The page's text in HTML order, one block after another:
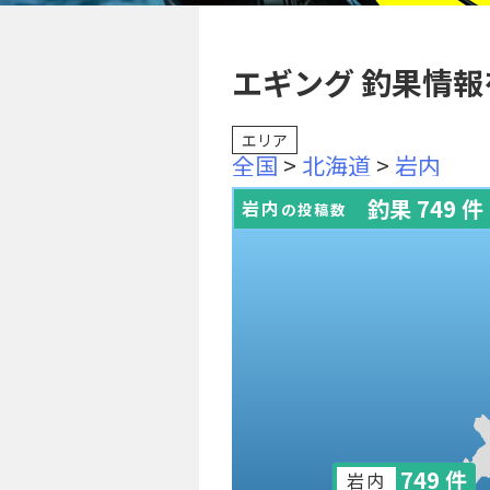
エギング 釣果情
エリア
全国>北海道 > 岩内
岩内 749 件
岩内 の投稿数 釣果 749 件